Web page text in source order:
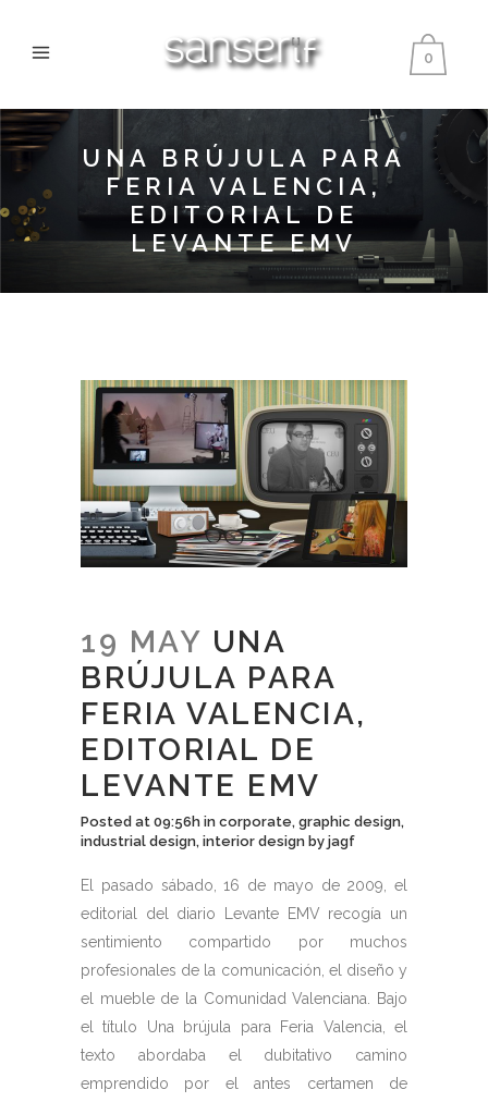
0
UNA BRÚJULA PARA
FERIA VALENCIA,
EDITORIAL DE
LEVANTE EMV
19 MAY UNA
BRÚJULA PARA
FERIA VALENCIA,
EDITORIAL DE
LEVANTE EMV
Posted at 09:56h in corporate, graphic design,
industrial design, interior design by jagf
El pasado sábado, 16 de mayo de 2009, el
editorial del diario Levante EMV recogía un
sentimiento compartido por muchos
profesionales de la comunicación, el diseño y
el mueble de la Comunidad Valenciana. Bajo
el título Una brújula para Feria Valencia, el
texto abordaba el dubitativo camino
emprendido por el antes certamen de